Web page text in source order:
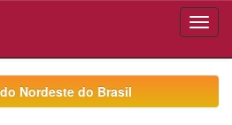
Nordeste do Brasil